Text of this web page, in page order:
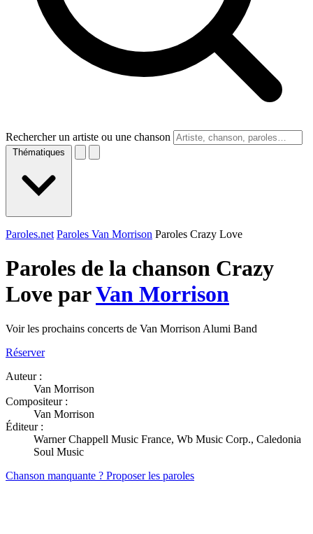
Rechercher un artiste ou une chanson
Thématiques
Paroles.net Paroles Van Morrison Paroles Crazy Love
Paroles de la chanson Crazy
Love parVan Morrison
Voir les prochains concerts de Van Morrison Alumi Band
Réserver
Auteur :
Van Morrison
Compositeur :
Van Morrison
Éditeur :
Warner Chappell Music France, Wb Music Corp., Caledonia
Soul Music
Chanson manquante ? Proposer les paroles